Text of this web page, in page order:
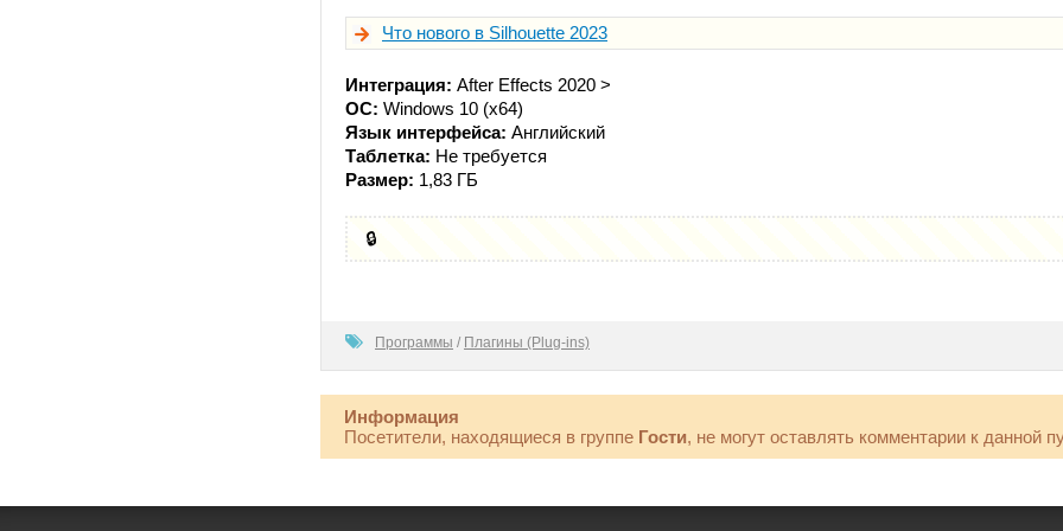
Что нового в Silhouette 2023
Интеграция: After Effects 2020 >
ОС: Windows 10 (x64)
Язык интерфейса: Английский
Таблетка: Не требуется
Размер: 1,83 ГБ
🔒
Программы / Плагины (Plug-ins)
Информация
Посетители, находящиеся в группе Гости, не могут оставлять комментарии к данной